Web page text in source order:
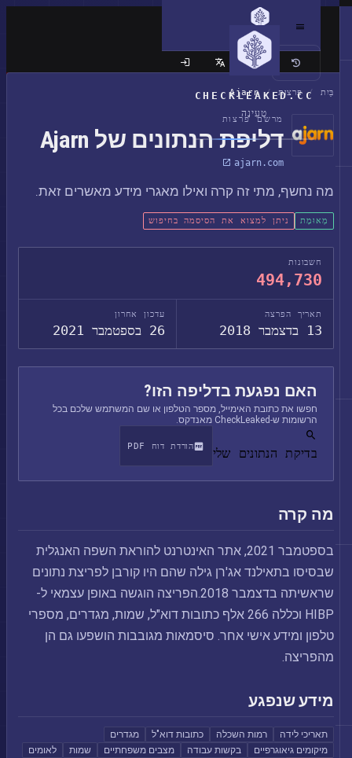
CHECKLEAKED.CC
טְעִינָה
האתר הקלאסי
/ פרצות /
Ajarn
מרשם פרצות
דליפת הנתונים של Ajarn
ajarn.com
מה נחשף, מתי זה קרה ואילו מאגרי מידע מאשרים זאת.
מְאוּמָת ניתן למצוא את הסיסמה בחיפוש
חשבונות
494,730
תאריך הפרצה
13 בדצמבר 2018
עדכון אחרון
26 בספטמבר 2021
האם נפגעת בדליפה הזו?
חפשו את כתובת האימייל, מספר הטלפון או שם המשתמש שלכם בכל
הרשומות ש-CheckLeaked מאנדקס.
בדיקת הנתונים שלי הורדת דוח PDF
מה קרה
בספטמבר 2021, אתר האינטרנט להוראת השפה האנגלית
שבסיסו בתאילנד אג'רן גילה שהם היו קורבן לפריצת נתונים
שראשיתה בדצמבר 2018.הפריצה הוגשה באופן עצמאי ל-
HIBP וכללה 266 אלף כתובות דוא"ל, שמות, מגדרים, מספרי
טלפון ומידע אישי אחר. סיסמאות מגובבות הושפעו גם הן
מהפריצה.
מידע שנפגע
תאריכי לידה רמות השכלה כתובות דוא"ל
מגדרים
מיקומים גיאוגרפיים
בקשות עבודה מצבים משפחתיים שמות
לאומים